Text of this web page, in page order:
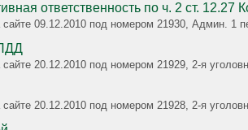
ответственность по ч. 2 ст. 12.27
сайте 09.12.2010 под номером 21930, Админ. 1
сайте 20.12.2010 под номером 21929, 2-я
сайте 20.12.2010 под номером 21928, 2-я